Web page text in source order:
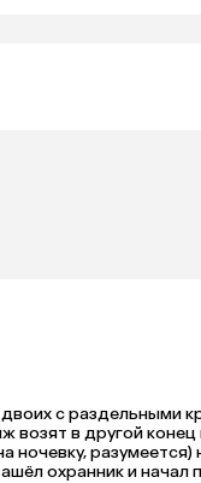
с раздельными
возят в другой
ночевку,
охранник и начал